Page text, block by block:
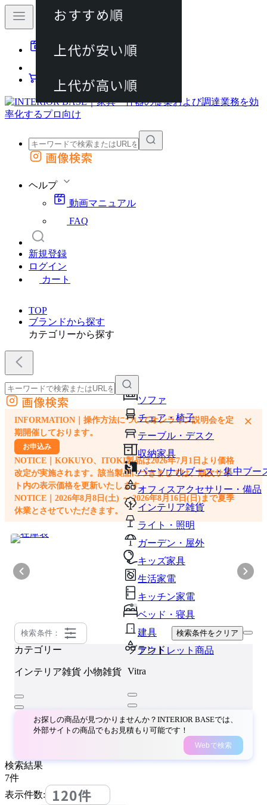
動画マニュアル
カート
外部サイトの商品をカートに追加
画像検索
ヘルプ
動画マニュアル
FAQ
新規登録
ログイン
カート
TOP
ブランドから探す
カテゴリーから探す
ソファ
チェア・椅子
テーブル・デスク
収納家具
パーソナルブース・集中ブー
オフィスアクセサリー・備品
インテリア雑貨
ライト・照明
ガーデン・屋外
キッズ家具
生活家電
キッチン家電
ベッド・寝具
建具
アウトレット商品
外部サイトの商品をカートに追加
他のサイトで見つけた商品ページのURLを貼り付けて、カートに追加できます
画像検索
INFORMATION｜操作方法についてオンライン説明会を定
期開催しております。
お申込み
NOTICE｜KOKUYO、ITOKI製品は2026年7月1日より価格
改定が実施されます。該当製品につきましては、順次サイ
ト内の表示価格を更新いたします。
NOTICE｜2026年8月8日(土) ～ 2026年8月16日(日)まで夏季
休業とさせていただきます。
×
検索条件： 検索条件をクリア
カテゴリー
インテリア雑貨 小物雑貨
ブランド
Vitra
お探しの商品が見つかりませんか？INTERIOR BASEでは、
外部サイトの商品でもお見積もり可能です！
Webで検索
検索結果
7件
表示件数:
120件
おすすめ順
上代が安い順
上代が高い順